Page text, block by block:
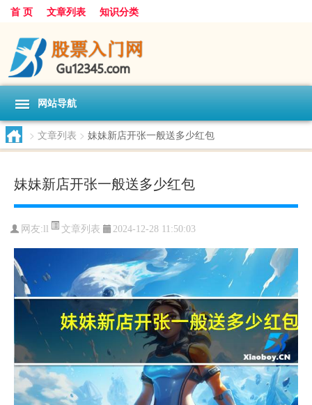
首 页 文章列表 知识分类
网站导航
> 文章列表 > 妹妹新店开张一般送多少红包
妹妹新店开张一般送多少红包
网友: 文章列表 2024-12-28 11:50:03